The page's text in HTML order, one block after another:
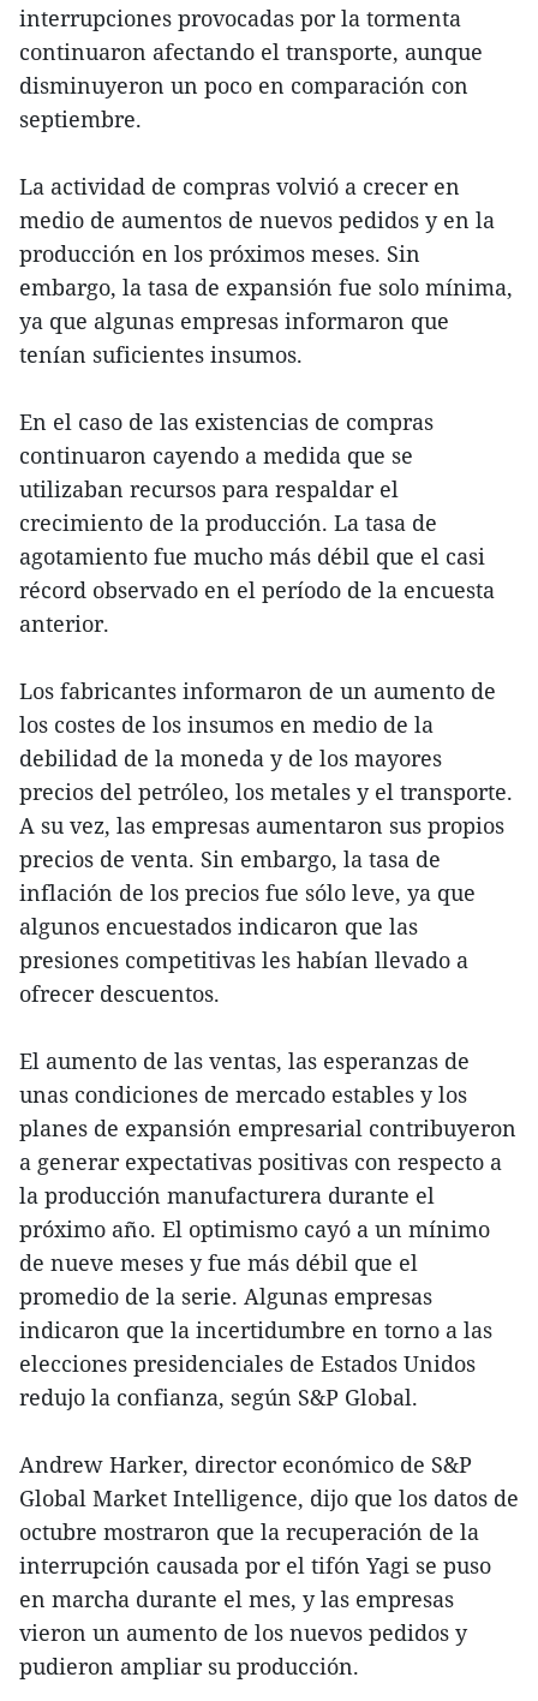
interrupciones provocadas por la tormenta
continuaron afectando el transporte, aunque
disminuyeron un poco en comparación con
septiembre.
La actividad de compras volvió a crecer en
medio de aumentos de nuevos pedidos y en la
producción en los próximos meses. Sin
embargo, la tasa de expansión fue solo mínima,
ya que algunas empresas informaron que
tenían suficientes insumos.
En el caso de las existencias de compras
continuaron cayendo a medida que se
utilizaban recursos para respaldar el
crecimiento de la producción. La tasa de
agotamiento fue mucho más débil que el casi
récord observado en el período de la encuesta
anterior.
Los fabricantes informaron de un aumento de
los costes de los insumos en medio de la
debilidad de la moneda y de los mayores
precios del petróleo, los metales y el transporte.
A su vez, las empresas aumentaron sus propios
precios de venta. Sin embargo, la tasa de
inflación de los precios fue sólo leve, ya que
algunos encuestados indicaron que las
presiones competitivas les habían llevado a
ofrecer descuentos.
El aumento de las ventas, las esperanzas de
unas condiciones de mercado estables y los
planes de expansión empresarial contribuyeron
a generar expectativas positivas con respecto a
la producción manufacturera durante el
próximo año. El optimismo cayó a un mínimo
de nueve meses y fue más débil que el
promedio de la serie. Algunas empresas
indicaron que la incertidumbre en torno a las
elecciones presidenciales de Estados Unidos
redujo la confianza, según S&P Global.
Andrew Harker, director económico de S&P
Global Market Intelligence, dijo que los datos de
octubre mostraron que la recuperación de la
interrupción causada por el tifón Yagi se puso
en marcha durante el mes, y las empresas
vieron un aumento de los nuevos pedidos y
pudieron ampliar su producción.